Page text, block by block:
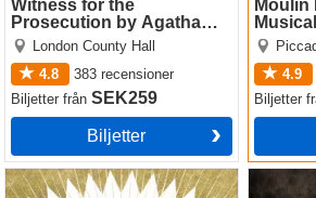
Witness for the
Prosecution by Agatha
Christie
London County Hall
4.8
383 recensioner
BiljetterfrånSEK259
Biljetter
Moulin
Musical
4.9
Biljetter
The Book of Mormon